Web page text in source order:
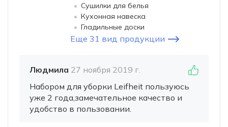
Сушилки для белья
Кухонная навеска
Гладильные доски
Еще 31 вид продукции
Людмила 27 ноября 2019 г.
Набором для уборки Leifheit пользуюсь
уже 2 года,замечательное качество и
удобство в пользовании.